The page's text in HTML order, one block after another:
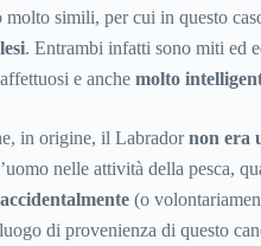
molto simili, per cui in questo
. Entrambi infatti sono miti ed
e anche molto
in origine, il Labradornon era
nelle attività della pesca,
accidentalmente (o
di provenienza di questo